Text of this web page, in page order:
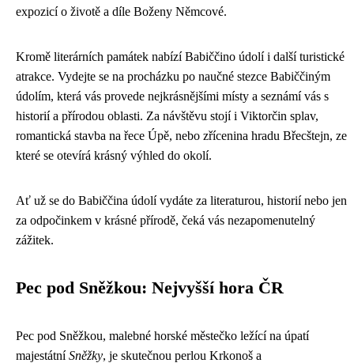
expozicí o životě a díle Boženy Němcové.
Kromě literárních památek nabízí Babiččino údolí i další turistické
atrakce. Vydejte se na procházku po naučné stezce Babiččiným
údolím, která vás provede nejkrásnějšími místy a seznámí vás s
historií a přírodou oblasti. Za návštěvu stojí i Viktorčin splav,
romantická stavba na řece Úpě, nebo zřícenina hradu Břecštejn, ze
které se otevírá krásný výhled do okolí.
Ať už se do Babiččina údolí vydáte za literaturou, historií nebo jen
za odpočinkem v krásné přírodě, čeká vás nezapomenutelný
zážitek.
Pec pod Sněžkou: Nejvyšší hora ČR
Pec pod Sněžkou, malebné horské městečko ležící na úpatí
majestátníSněžky, je skutečnou perlou Krkonoš a